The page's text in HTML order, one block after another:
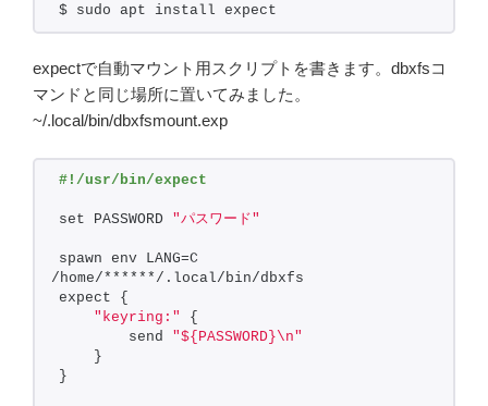
$ sudo apt install expect
expectで自動マウント用スクリプトを書きます。dbxfsコ
マンドと同じ場所に置いてみました。
~/.local/bin/dbxfsmount.exp
#!/usr/bin/expect
set PASSWORD "パスワード"
spawn env LANG=C
/home/******/.local/bin/dbxfs
expect {
"keyring:"
{
        send
"${PASSWORD}\n"
    }
}